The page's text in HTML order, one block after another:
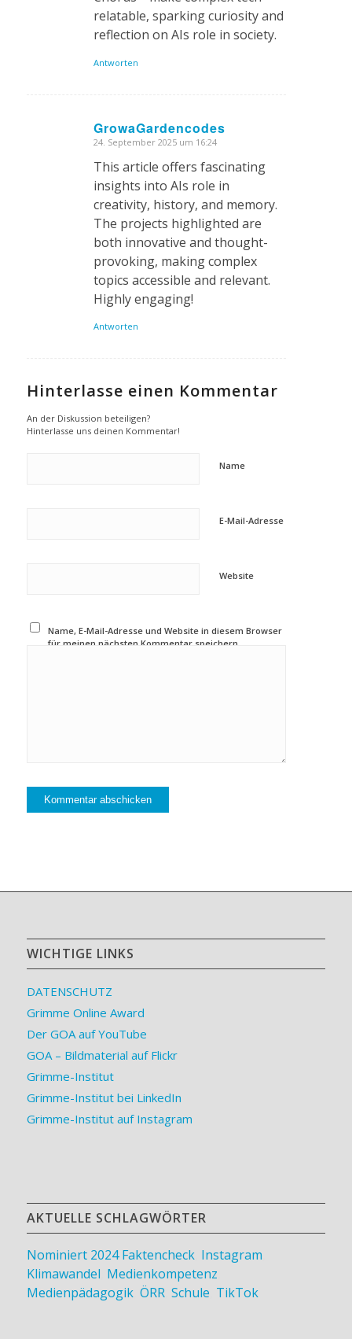
relatable, sparking curiosity and
reflection on AIs role in society.
Antworten
GrowaGardencodes
sagte:
24. September 2025 um 16:24
This article offers fascinating
insights into AIs role in
creativity, history, and memory.
The projects highlighted are
both innovative and thought-
provoking, making complex
topics accessible and relevant.
Highly engaging!
Antworten
Hinterlasse einen Kommentar
An der Diskussion beteiligen?
Hinterlasse uns deinen Kommentar!
Name
E-Mail-Adresse
Website
Name, E-Mail-Adresse und Website in diesem Browser
für meinen nächsten Kommentar speichern.
WICHTIGE LINKS
DATENSCHUTZ
Grimme Online Award
Der GOA auf YouTube
GOA – Bildmaterial auf Flickr
Grimme-Institut
Grimme-Institut bei LinkedIn
Grimme-Institut auf Instagram
AKTUELLE SCHLAGWÖRTER
Nominiert 2024 Faktencheck, Instagram
Klimawandel Medienkompetenz
Medienpädagogik, ÖRR, Schule TikTok